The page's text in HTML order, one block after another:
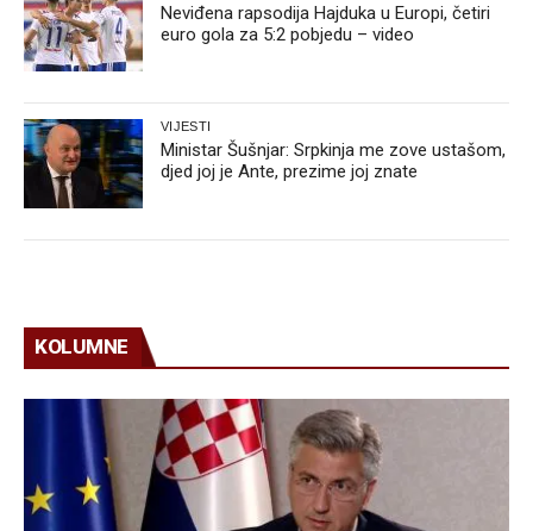
Neviđena rapsodija Hajduka u Europi, četiri
euro gola za 5:2 pobjedu – video
VIJESTI
Ministar Šušnjar: Srpkinja me zove ustašom,
djed joj je Ante, prezime joj znate
KOLUMNE